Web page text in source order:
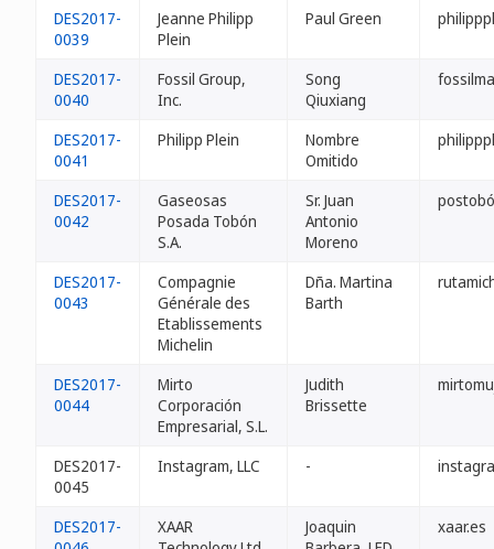
DES2017-
0039
Jeanne Philipp
Plein
Paul Green
DES2017-
0040
Fossil Group,
Inc.
Song
Qiuxiang
DES2017-
0041
Philipp Plein
Nombre
Omitido
DES2017-
0042
Gaseosas
Posada Tobón
S.A.
Sr. Juan
Antonio
Moreno
DES2017-
0043
Compagnie
Générale des
Etablissements
Michelin
Dña. Martina
Barth
DES2017-
0044
Mirto
Corporación
Empresarial, S.L.
Judith
Brissette
DES2017-
0045
Instagram, LLC -
DES2017-
XAAR
Joaquin
xaar.es